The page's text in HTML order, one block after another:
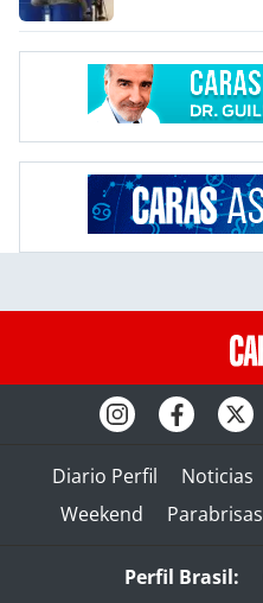
Diario Perfil Noticias
Weekend
Parabrisas
Perfil Brasil: